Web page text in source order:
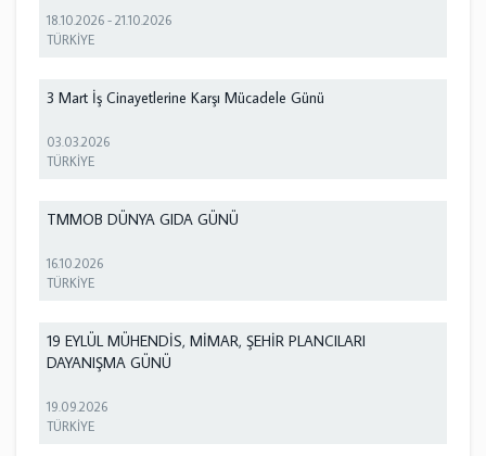
18.10.2026 -21.10.2026
TÜRKİYE
3 Mart İş Cinayetlerine Karşı Mücadele Günü
03.03.2026
TÜRKİYE
TMMOB DÜNYA GIDA GÜNÜ
16.10.2026
TÜRKİYE
19 EYLÜL MÜHENDİS, MİMAR, ŞEHİR PLANCILARI
DAYANIŞMA GÜNÜ
19.09.2026
TÜRKİYE